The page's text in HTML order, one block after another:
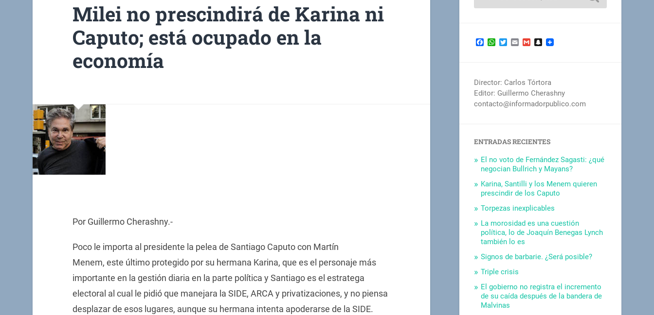
Milei no prescindirá de Karina ni
Caputo; está ocupado en la
economía
Por Guillermo Cherashny.-
Poco le importa al presidente la pelea de Santiago Caputo con Martín
Menem, este último protegido por su hermana Karina, que es el personaje más
importante en la gestión diaria en la parte política y Santiago es el estratega
electoral al cual le pidió que manejara la SIDE, ARCA y privatizaciones, y no piensa
desplazar de esos lugares, aunque su hermana intenta apoderarse de la SIDE.
Facebook
WhatsApp
TwitterEmailGmailSnapchat
Director: Carlos Tórtora
Editor: Guillermo Cherashny
contacto@informadorpublico.com
ENTRADAS RECIENTES
El no voto de Fernández Sagasti: ¿qué
negocian Bullrich y Mayans?
Karina, Santilli y los Menem quieren
prescindir de los Caputo
Torpezas inexplicables
La morosidad es una cuestión
política, lo de Joaquín Benegas Lynch
también lo es
Signos de barbarie. ¿Será posible?
Triple crisis
El gobierno no registra el incremento
de su caída después de la bandera de
Malvinas